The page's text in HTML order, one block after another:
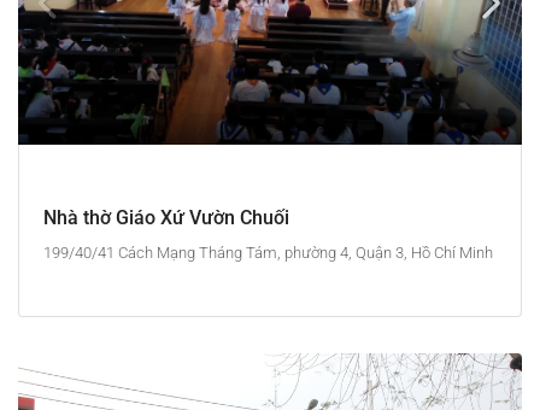
Nhà thờ Giáo Xứ Vườn Chuối
199/40/41 Cách Mạng Tháng Tám, phường 4, Quận 3, Hồ Chí Minh